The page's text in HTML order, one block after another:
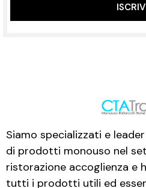
Siamo specializzati e
di prodotti monouso nel
ristorazione accoglienza e
tutti i prodotti utili ed